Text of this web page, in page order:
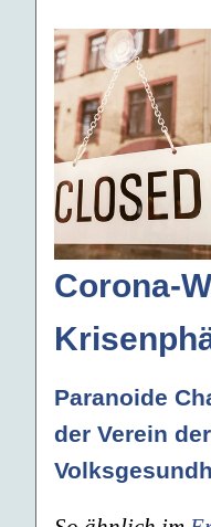
Corona-
Paranoide
der Verein der